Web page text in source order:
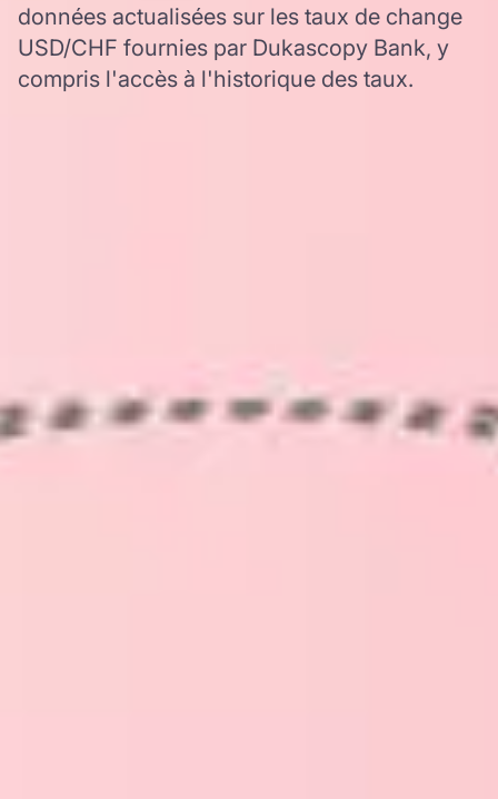
données actualisées sur les taux de change
USD/CHF fournies par Dukascopy Bank, y
compris l'accès à l'historique des taux.